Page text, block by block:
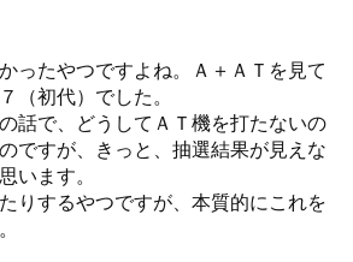
ったやつですよね。Ａ＋ＡＴを見て
（初代）でした。
話で、どうしてＡＴ機を打たないの
ですが、きっと、抽選結果が見えな
います。
りするやつですが、本質的にこれを